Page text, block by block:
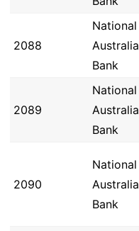
2088
National
Australia
Bank
2089
National
Australia
Bank
2090
National
Australia
Bank